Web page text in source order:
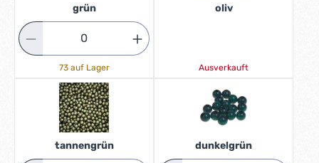
grün
73 auf Lager
oliv
Ausverkauft
tannengrün dunkelgrün